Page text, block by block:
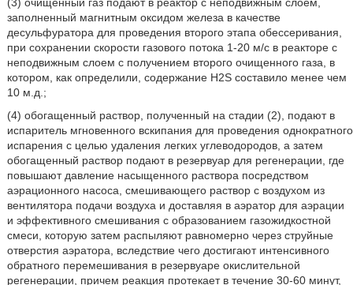
(3) очищенный газ подают в реактор с неподвижным слоем,
заполненный магнитным оксидом железа в качестве
десульфуратора для проведения второго этапа обессеривания,
при сохранении скорости газового потока 1-20 м/с в реакторе с
неподвижным слоем с получением второго очищенного газа, в
котором, как определили, содержание H2S составило менее чем
10 м.д.;
(4) обогащенный раствор, полученный на стадии (2), подают в
испаритель мгновенного вскипания для проведения однократного
испарения с целью удаления легких углеводородов, а затем
обогащенный раствор подают в резервуар для регенерации, где
повышают давление насыщенного раствора посредством
аэрационного насоса, смешивающего раствор с воздухом из
вентилятора подачи воздуха и доставляя в аэратор для аэрации
и эффективного смешивания с образованием газожидкостной
смеси, которую затем распыляют равномерно через струйные
отверстия аэратора, вследствие чего достигают интенсивного
обратного перемешивания в резервуаре окислительной
регенерации, причем реакция протекает в течение 30-60 минут,